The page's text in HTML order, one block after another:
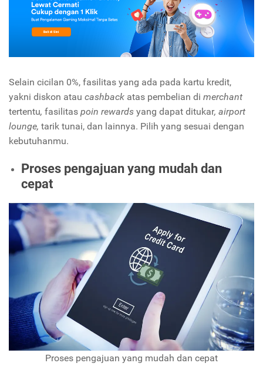
Selain cicilan 0%, fasilitas yang ada pada kartu kredit,
yakni diskon atau cashback atas pembelian di merchant
tertentu, fasilitas poin rewards yang dapat ditukar, airport
lounge, tarik tunai, dan lainnya. Pilih yang sesuai dengan
kebutuhanmu.
Proses pengajuan yang mudah dan
cepat
Proses pengajuan yang mudah dan cepat